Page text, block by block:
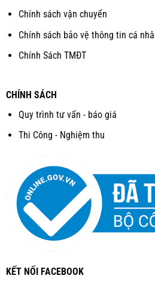
Chính sách vận chuyển
Chính sách bảo vệ thông tin cá
Chính Sách TMĐT
CHÍNH SÁCH
Quy trình tư vấn - báo giá
Thi Công - Nghiệm thu
KẾT NỐI FACEBOOK